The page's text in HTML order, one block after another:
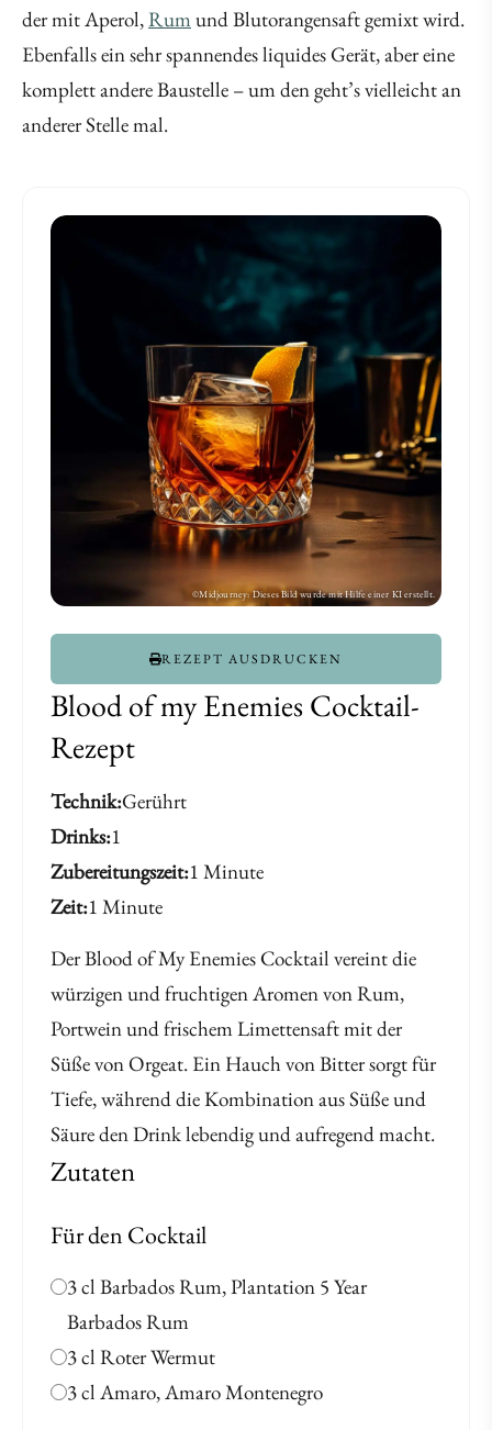
der mit Aperol,Rum und Blutorangensaft gemixt wird.
Ebenfalls ein sehr spannendes liquides Gerät, aber eine
komplett andere Baustelle – um den geht’s vielleicht an
anderer Stelle mal.
Blood of my Enemies Cocktail-
Rezept
Technik Gerührt
Drinks 1
Zubereitungszeit 1 Minute
Zeit 1 Minute
Der Blood of My Enemies Cocktail vereint die
würzigen und fruchtigen Aromen von Rum,
Portwein und frischem Limettensaft mit der
Süße von Orgeat. Ein Hauch von Bitter sorgt für
Tiefe, während die Kombination aus Süße und
Säure den Drink lebendig und aufregend macht.
REZEPT AUSDRUCKEN
Zutaten
Für den Cocktail
3 cl Barbados Rum, Plantation 5 Year
Barbados Rum
3 cl Roter Wermut
3 cl Amaro, Amaro Montenegro